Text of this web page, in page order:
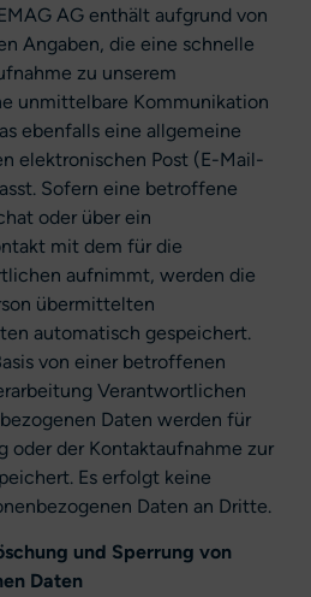
AG enthält aufgrund von
Angaben, die eine schnelle
zu unserem
unmittelbare Kommunikation
ebenfalls eine allgemeine
elektronischen Post (E-Mail-
Sofern eine betroffene
oder über ein
mit dem für die
aufnimmt, werden die
übermittelten
automatisch gespeichert.
von einer betroffenen
Verantwortlichen
Daten werden für
oder der Kontaktaufnahme zur
Es erfolgt keine
Daten an Dritte.
und Sperrung von
Daten